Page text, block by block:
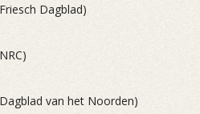
Dagblad)
van het Noorden)